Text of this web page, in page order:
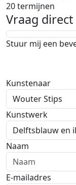
20 termijnen
Vraag
Stuur mij een
Kunstenaar
Kunstwerk
Naam
E-mailadres